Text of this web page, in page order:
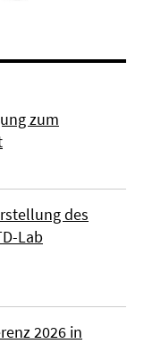
zum
des
Lab
2026 in